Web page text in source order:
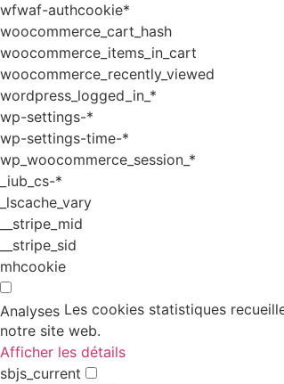
wfwaf-authcookie*
woocommerce_cart_hash
woocommerce_items_in_cart
woocommerce_recently_viewed
wordpress_logged_in_*
wp-settings-*
wp-settings-time-*
wp_woocommerce_session_*
_iub_cs-*
_lscache_vary
__stripe_mid
__stripe_sid
mhcookie
Analyses Les cookies statistiques
notre site web.
Afficher les détails
sbjs_current